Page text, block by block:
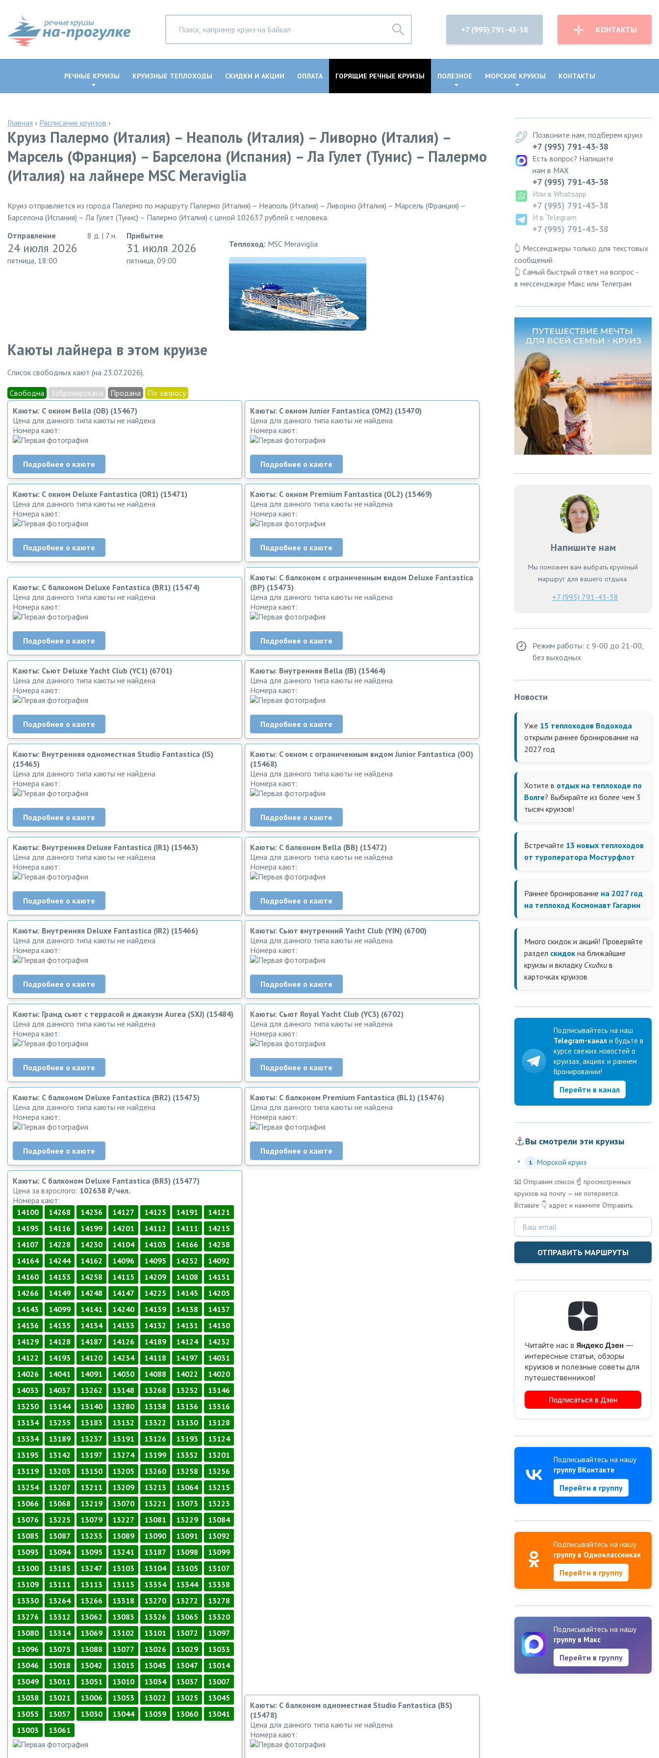
+7 (995) 791-43-38 КОНТАКТЫ
РЕЧНЫЕ КРУИЗЫ КРУИЗНЫЕ ТЕПЛОХОДЫ СКИДКИ И АКЦИИ ОПЛАТА ГОРЯЩИЕ РЕЧНЫЕ КРУИЗЫ ПОЛЕЗНОЕ МОРСКИЕ КРУИЗЫ КОНТАКТЫ
Главная › Расписание круизов ›
Круиз Палермо (Италия) – Неаполь (Италия) – Ливорно (Италия) –
Марсель (Франция) – Барселона (Испания) – Ла Гулет (Тунис) – Палермо
(Италия) на лайнере MSC Meraviglia
Круиз отправляется из города Палермо по маршруту Палермо (Италия) – Неаполь (Италия) – Ливорно (Италия) – Марсель (Франция) –
Барселона (Испания) – Ла Гулет (Тунис) – Палермо (Италия) с ценой 102637 рублей с человека.
Отправление
24 июля 2026
пятница, 18:00
8 д. | 7 н. Прибытие
31 июля 2026
пятница, 09:00
Теплоход: MSC Meraviglia
Каюты лайнера в этом круизе
Список свободных кают (на 23.07.2026).
Свободна Забронирована Продана
По запросу
Каюты: С окном Bella (OB) (15467)
Цена для данного типа каюты не найдена
Номера кают:
Подробнее о каюте
Каюты: C окном Junior Fantastica (OM2) (15470)
Цена для данного типа каюты не найдена
Номера кают:
Подробнее о каюте
Каюты: С окном Deluxe Fantastica (OR1) (15471)
Цена для данного типа каюты не найдена
Номера кают:
Подробнее о каюте
Каюты: С окном Premium Fantastica (OL2) (15469)
Цена для данного типа каюты не найдена
Номера кают:
Подробнее о каюте
Каюты: С балконом Deluxe Fantastica (BR1) (15474)
Цена для данного типа каюты не найдена
Номера кают:
Подробнее о каюте
Каюты: С балконом c ограниченным видом Deluxe Fantastica
(BP) (15473)
Цена для данного типа каюты не найдена
Номера кают:
Подробнее о каюте
Каюты: Сьют Deluxe Yacht Club (YC1) (6701)
Цена для данного типа каюты не найдена
Номера кают:
Подробнее о каюте
Каюты: Внутренняя Bella (IB) (15464)
Цена для данного типа каюты не найдена
Номера кают:
Подробнее о каюте
Каюты: Внутренняя одноместная Studio Fantastica (IS)
(15465)
Цена для данного типа каюты не найдена
Номера кают:
Подробнее о каюте
Каюты: C окном с ограниченным видом Junior Fantastica (OO)
(15468)
Цена для данного типа каюты не найдена
Номера кают:
Подробнее о каюте
Каюты: Внутренняя Deluxe Fantastica (IR1) (15463)
Цена для данного типа каюты не найдена
Номера кают:
Подробнее о каюте
Каюты: С балконом Bella (BB) (15472)
Цена для данного типа каюты не найдена
Номера кают:
Подробнее о каюте
Каюты: Внутренняя Deluxe Fantastica (IR2) (15466)
Цена для данного типа каюты не найдена
Номера кают:
Подробнее о каюте
Каюты: Сьют внутренний Yacht Club (YIN) (6700)
Цена для данного типа каюты не найдена
Номера кают:
Подробнее о каюте
Каюты: Гранд сьют с террасой и джакузи Aurea (SXJ) (15484)
Цена для данного типа каюты не найдена
Номера кают:
Подробнее о каюте
Каюты: Сьют Royal Yacht Club (YC3) (6702)
Цена для данного типа каюты не найдена
Номера кают:
Подробнее о каюте
Каюты: С балконом Deluxe Fantastica (BR2) (15475)
Цена для данного типа каюты не найдена
Номера кают:
Подробнее о каюте
Каюты: С балконом Premium Fantastica (BL1) (15476)
Цена для данного типа каюты не найдена
Номера кают:
Подробнее о каюте
Каюты: С балконом Deluxe Fantastica (BR3) (15477)
Цена за взрослого: 102638 ₽/чел.
Номера кают:
14100
14268 14236 14127 14125 14191
14121
14195
14116 14199 14201 14112 14111
14215
14107
14228 14230 14104 14103 14166
14238
14164
14244 14162 14096 14095 14252
14092
14160
14153 14258 14115 14209 14108
14151
14266
14149 14248 14147 14225 14145
14205
14143
14099 14141 14240 14139 14138
14137
14136
14135 14134 14133 14132 14131
14130
14129
14128 14187 14126 14189 14124
14232
14122
14193 14120 14234 14118 14197
14031
14026
14041 14091 14030 14088 14022
14020
14033
14037 13262 13148 13268 13252
13146
13250
13144 13140 13280 13138 13136
13316
13134
13255 13183 13132 13322 13130
13128
13334
13189 13237 13191 13126 13193
13124
13195
13142 13197 13274 13199 13352
13201
13119
13203 13150 13205 13260 13258
13256
13254
13207 13211 13209 13213 13064
13215
13066
13068 13219 13070 13221 13073
13223
13076
13225 13079 13227 13081 13229
13084
13085
13087 13233 13089 13090 13091
13092
13093
13094 13095 13241 13187 13098
13099
13100
13185 13247 13103 13104 13105
13107
13109
13111 13113 13115 13354 13344
13338
13330
13264 13266 13318 13270 13272
13278
13276
13312 13062 13083 13326 13065
13320
13080
13314 13069 13102 13101 13072
13097
13096
13075 13088 13077 13026 13029
13033
13046
13018 13042 13015 13043 13047
13014
13049
13011 13051 13010 13034 13037
13007
13038
13021 13006 13053 13022 13025
13045
13055
13057 13030 13044 13059 13060
13041
13003
13061
Каюты: С балконом одноместная Studio Fantastica (BS)
(15478)
Цена для данного типа каюты не найдена
Номера кают:
Позвоните нам, подберем круиз
+7 (995) 791-43-38
Есть вопрос? Напишите
нам в MAX
+7 (995) 791-43-38
Или в Whatsapp
+7 (995) 791-43-38
И в Telegram
+7 (995) 791-43-38
👆 Мессенджеры только для текстовых
сообщений
👆 Самый быстрый ответ на вопрос -
в мессенджере Макс или Телеграм
Напишите нам
Мы поможем вам выбрать круизный
маршрут для вашего отдыха.
+7 (995) 791-43-38
Режим работы: с 9-00 до 21-00,
без выходных
Новости
Уже 15 теплоходов Водохода
открыли раннее бронирование на
2027 год
Хотите в отдых на теплоходе по
Волге? Выбирайте из более чем 3
тысяч круизов!
Встречайте 13 новых теплоходов
от туроператора Мостурфлот
Раннее бронирование на 2027 год
на теплоход Космонавт Гагарин
Много скидок и акций! Проверяйте
раздел скидок на ближайшие
круизы и вкладку Скидки в
карточках круизов
Подписывайтесь на наш
Telegram-канал и будьте в
курсе свежих новостей о
круизах, акциях и раннем
бронировании!
Перейти в канал
⚓Вы смотрели эти круизы
1 Морской круиз
📧 Отправим список ☝️ просмотренных
круизов на почту — не потеряется.
Вставьте 👇 адрес и нажмите Отправить
ОТПРАВИТЬ МАРШРУТЫ
Читайте нас в Яндекс Дзен —
интересные статьи, обзоры
круизов и полезные советы для
путешественников!
Подписаться в Дзен
Подписывайтесь на нашу
группу ВКонтакте
Перейти в группу
Подписывайтесь на нашу
группу в Одноклассниках
Перейти в группу
Подписывайтесь на нашу
группу в Макс
Перейти в группу